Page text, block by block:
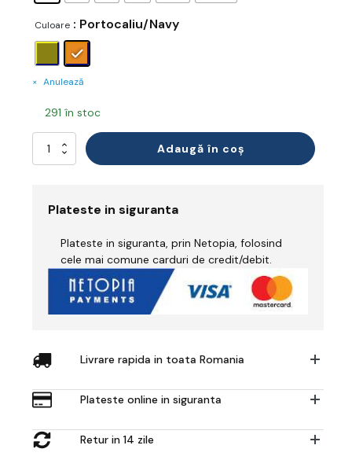
Culoare : Portocaliu/Navy
Anulează
291 în stoc
Cantitate
Combinezon
Adaugă în coș
Plateste in siguranta
Plateste in siguranta, prin Netopia, folosind
cele mai comune carduri de credit/debit.
Livrare rapida in toata Romania
Plateste online in siguranta
Retur in 14 zile